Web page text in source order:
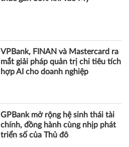
VPBank, FINAN và Mastercard ra
mắt giải pháp quản trị chi tiêu tích
hợp AI cho doanh nghiệp
GPBank mở rộng hệ sinh thái tài
chính, đồng hành cùng nhịp phát
triển số của Thủ đô